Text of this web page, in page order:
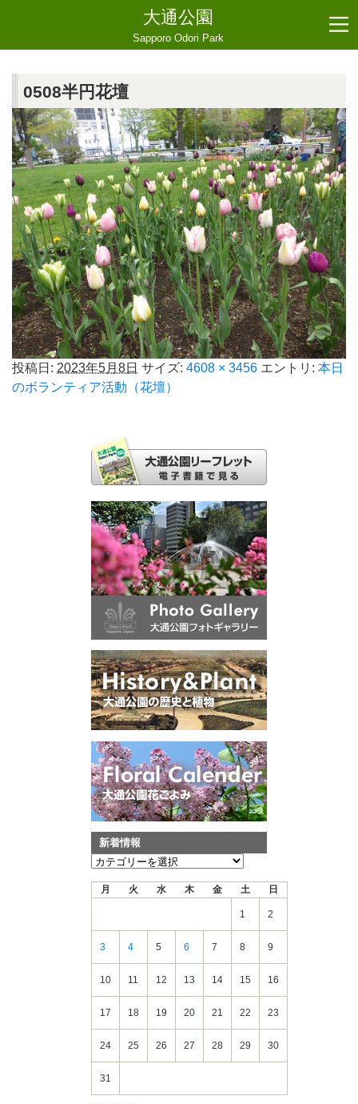
大通公園
Sapporo Odori Park
0508半円花壇
投稿日: 2023年5月8日 サイズ: 4608 × 3456 エントリ: 本日
のボランティア活動（花壇）
新着情報
新
月 火 水 木 金 土 日
1 2
3 4 5 6 7 8 9
10 11 12 13 14 15 16
17 18 19 20 21 22 23
24 25 26 27 28 29 30
31